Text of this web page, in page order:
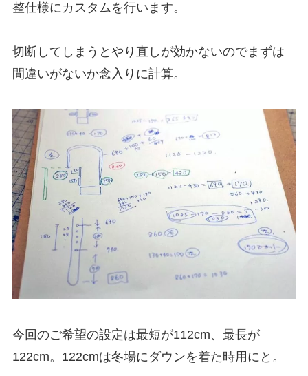
整仕様にカスタムを行います。
切断してしまうとやり直しが効かないのでまずは
間違いがないか念入りに計算。
今回のご希望の設定は最短が112cm、最長が
122cm。122cmは冬場にダウンを着た時用にと。